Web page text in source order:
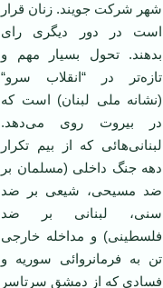
شهر شرکت جويند. زنان قرار
است در دور ديگری رای
بدهند. تحول بسيار مهم و
تازه‌تر در “انقلاب سرو“
(نشانه ملی لبنان) است که
در بيروت روی می‌دهد.
لبنانی‌هائی که از بيم تکرار
دهه جنگ داخلی (مسلمان بر
ضد مسيحی، شيعی بر ضد
سنی، لبنانی بر ضد
فلسطينی) و مداخله خارجی
تن به فرمانروائی سوريه و
فسادی که از دمشق سرتاسر